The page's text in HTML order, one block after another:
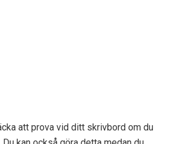
att prova vid ditt skrivbord om du